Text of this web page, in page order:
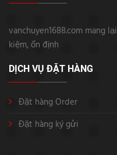
vanchuyen1688.com mang
kiệm, ổn định
DỊCH VỤ ĐẶT HÀNG
Đặt hàng Order
Đặt hàng ký gửi